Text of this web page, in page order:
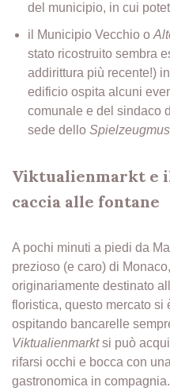
del municipio, in cui
il Municipio Vecchio o
stato ricostruito sembra
addirittura più recente!)
edificio ospita alcuni
comunale e del sindaco
sede dello
Viktualienmarkt e
caccia alle fontane
A pochi minuti a piedi da
prezioso (e caro) di
originariamente destinato
floristica, questo mercato si
ospitando bancarelle
Viktualienmarktsi può
rifarsi occhi e bocca con
gastronomica in compagnia.